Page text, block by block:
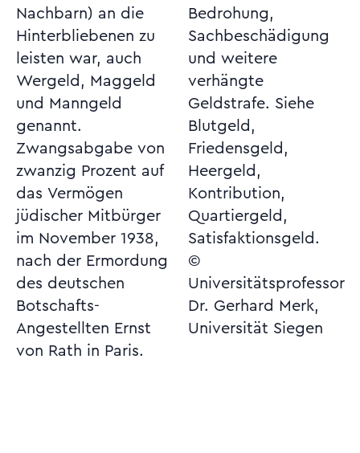
Nachbarn) an die
Hinterbliebenen zu
leisten war, auch
Wergeld, Maggeld
und Manngeld
genannt.
Zwangsabgabe von
zwanzig Prozent auf
das Vermögen
jüdischer Mitbürger
im November 1938,
nach der Ermordung
des deutschen
Botschafts-
Angestellten Ernst
von Rath in Paris.
Bedrohung,
Sachbeschädigung
und weitere
verhängte
Geldstrafe. Siehe
Blutgeld,
Friedensgeld,
Heergeld,
Kontribution,
Quartiergeld,
Satisfaktionsgeld.
©
Universitätsprofessor
Dr. Gerhard Merk,
Universität Siegen